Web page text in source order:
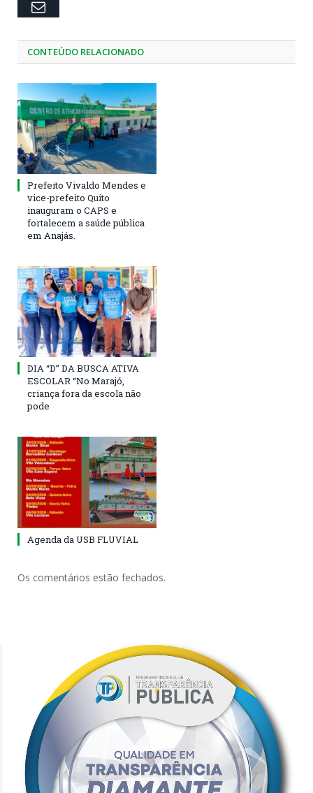
Email
CONTEÚDO RELACIONADO
Prefeito Vivaldo Mendes e
vice-prefeito Quito
inauguram o CAPS e
fortalecem a saúde pública
em Anajás.
DIA “D” DA BUSCA ATIVA
ESCOLAR “No Marajó,
criança fora da escola não
pode
Agenda da USB FLUVIAL
Os comentários estão fechados.